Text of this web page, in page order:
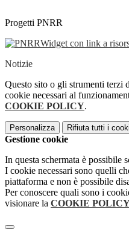
Progetti PNRR
Widget con link a
Notizie
Questo sito o gli strumenti terzi
cookie necessari al
COOKIE POLICY.
Personalizza Rifiuta tutti i
Gestione cookie
In questa schermata è possibile
I cookie necessari sono quelli
piattaforma e non è possibile
Per conoscere quali sono i
visionare la COOKIE